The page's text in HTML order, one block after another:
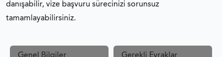
danışabilir, vize başvuru sürecinizi sorunsuz
tamamlayabilirsiniz.